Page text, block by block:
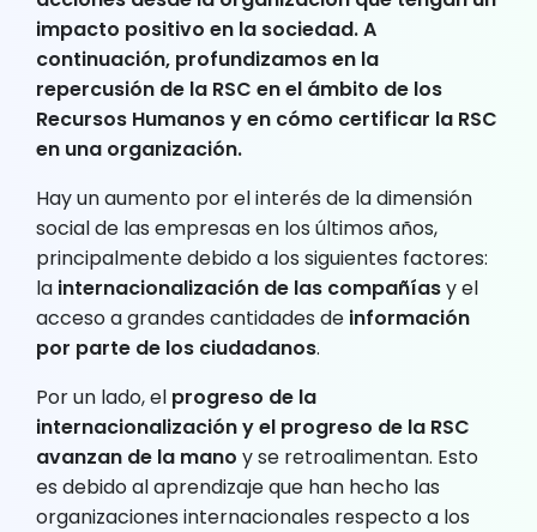
impacto positivo en la sociedad. A
continuación, profundizamos en la
repercusión de la RSC en el ámbito de los
Recursos Humanos y en cómo certificar la RSC
en una organización.
Hay un aumento por el interés de la dimensión
social de las empresas en los últimos años,
principalmente debido a los siguientes factores:
la internacionalización de las compañíasy el
acceso a grandes cantidades de información
por parte de los ciudadanos.
Por un lado, el progreso de la
internacionalización y el progreso de la RSC
avanzan de la mano y se retroalimentan. Esto
es debido al aprendizaje que han hecho las
organizaciones internacionales respecto a los